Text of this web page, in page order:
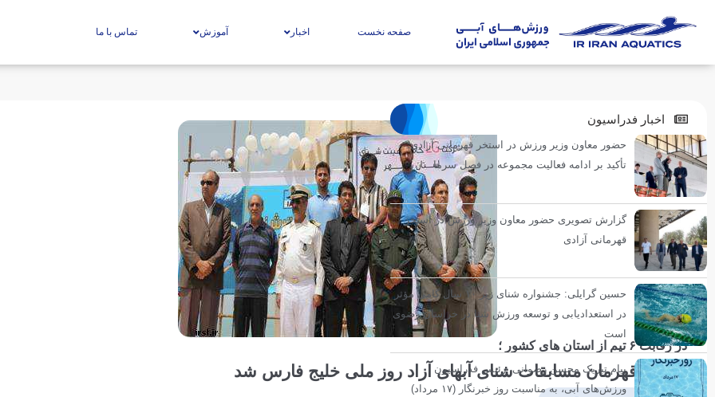
صفحه نخست اخبار آموزش تماس با ما
در رقابت ۶ تیم از استان های کشور ؛
بوشهر قهرمان مسابقات شنای آبهای آزاد روز ملی خلیج فارس شد
اخبار فدراسیون
حضور معاون وزیر ورزش در استخر قهرمانی آزادی؛
تأکید بر ادامه فعالیت مجموعه در فصل سرما
گزارش تصویری حضور معاون وزیر ورزش در استخر
قهرمانی آزادی
حسین گرایلی: جشنواره شنای زیر ۱۰ سال گامی مؤثر
در استعدادیابی و توسعه ورزش شنا در خراسان رضوی
است
پیام تبریک محسن رضوانی، رئیس فدراسیون
ورزش‌های آبی، به مناسبت روز خبرنگار (۱۷ مرداد)